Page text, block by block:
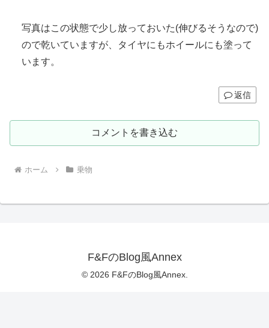
写真はこの状態で少し放っておいた(伸びるそうなので)
ので乾いていますが、タイヤにもホイールにも塗って
います。
返信
コメントを書き込む
ホーム 乗物
F&FのBlog風Annex
© 2026 F&FのBlog風Annex.